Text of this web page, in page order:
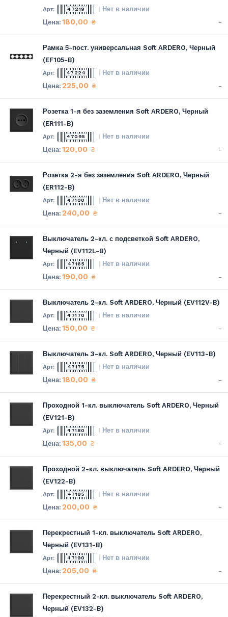
47219 Нет в наличии
180,00 ₴ -
Рамка 5-пост. универсальная Soft ARDERO, Черный
(EF105-B)
47224 Нет в наличии
225,00 ₴ -
Розетка 1-я без заземления Soft ARDERO, Черный
(ER111-B)
47095 Нет в наличии
120,00 ₴ -
Розетка 2-я без заземления Soft ARDERO, Черный
(ER112-B)
47100 Нет в наличии
240,00 ₴ -
Выключатель 2-кл. с подсветкой Soft ARDERO,
Черный (EV112L-B)
47165 Нет в наличии
190,00 ₴ -
Выключатель 2-кл. Soft ARDERO, Черный (EV112V-B)
47170 Нет в наличии
150,00 ₴ -
Выключатель 3-кл. Soft ARDERO, Черный (EV113-B)
47175 Нет в наличии
180,00 ₴ -
Проходной 1-кл. выключатель Soft ARDERO, Черный
(EV121-B)
47180 Нет в наличии
135,00 ₴ -
Проходной 2-кл. выключатель Soft ARDERO, Черный
(EV122-B)
47185 Нет в наличии
200,00 ₴ -
Перекрестный 1-кл. выключатель Soft ARDERO,
Черный (EV131-B)
47190 Нет в наличии
205,00 ₴ -
Перекрестный 2-кл. выключатель Soft ARDERO,
Черный (EV132-B)